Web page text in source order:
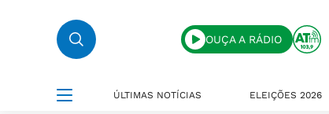
OUÇA A RÁDIO
ÚLTIMAS NOTÍCIAS ELEIÇÕES 2026